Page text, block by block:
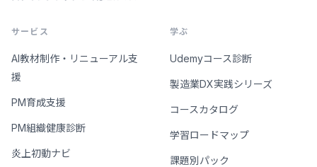
サービス
AI教材制作・リニューアル支
援
PM育成支援
PM組織健康診断
炎上初動ナビ
学ぶ
Udemyコース診断
製造業DX実践シリーズ
コースカタログ
学習ロードマップ
課題別パック